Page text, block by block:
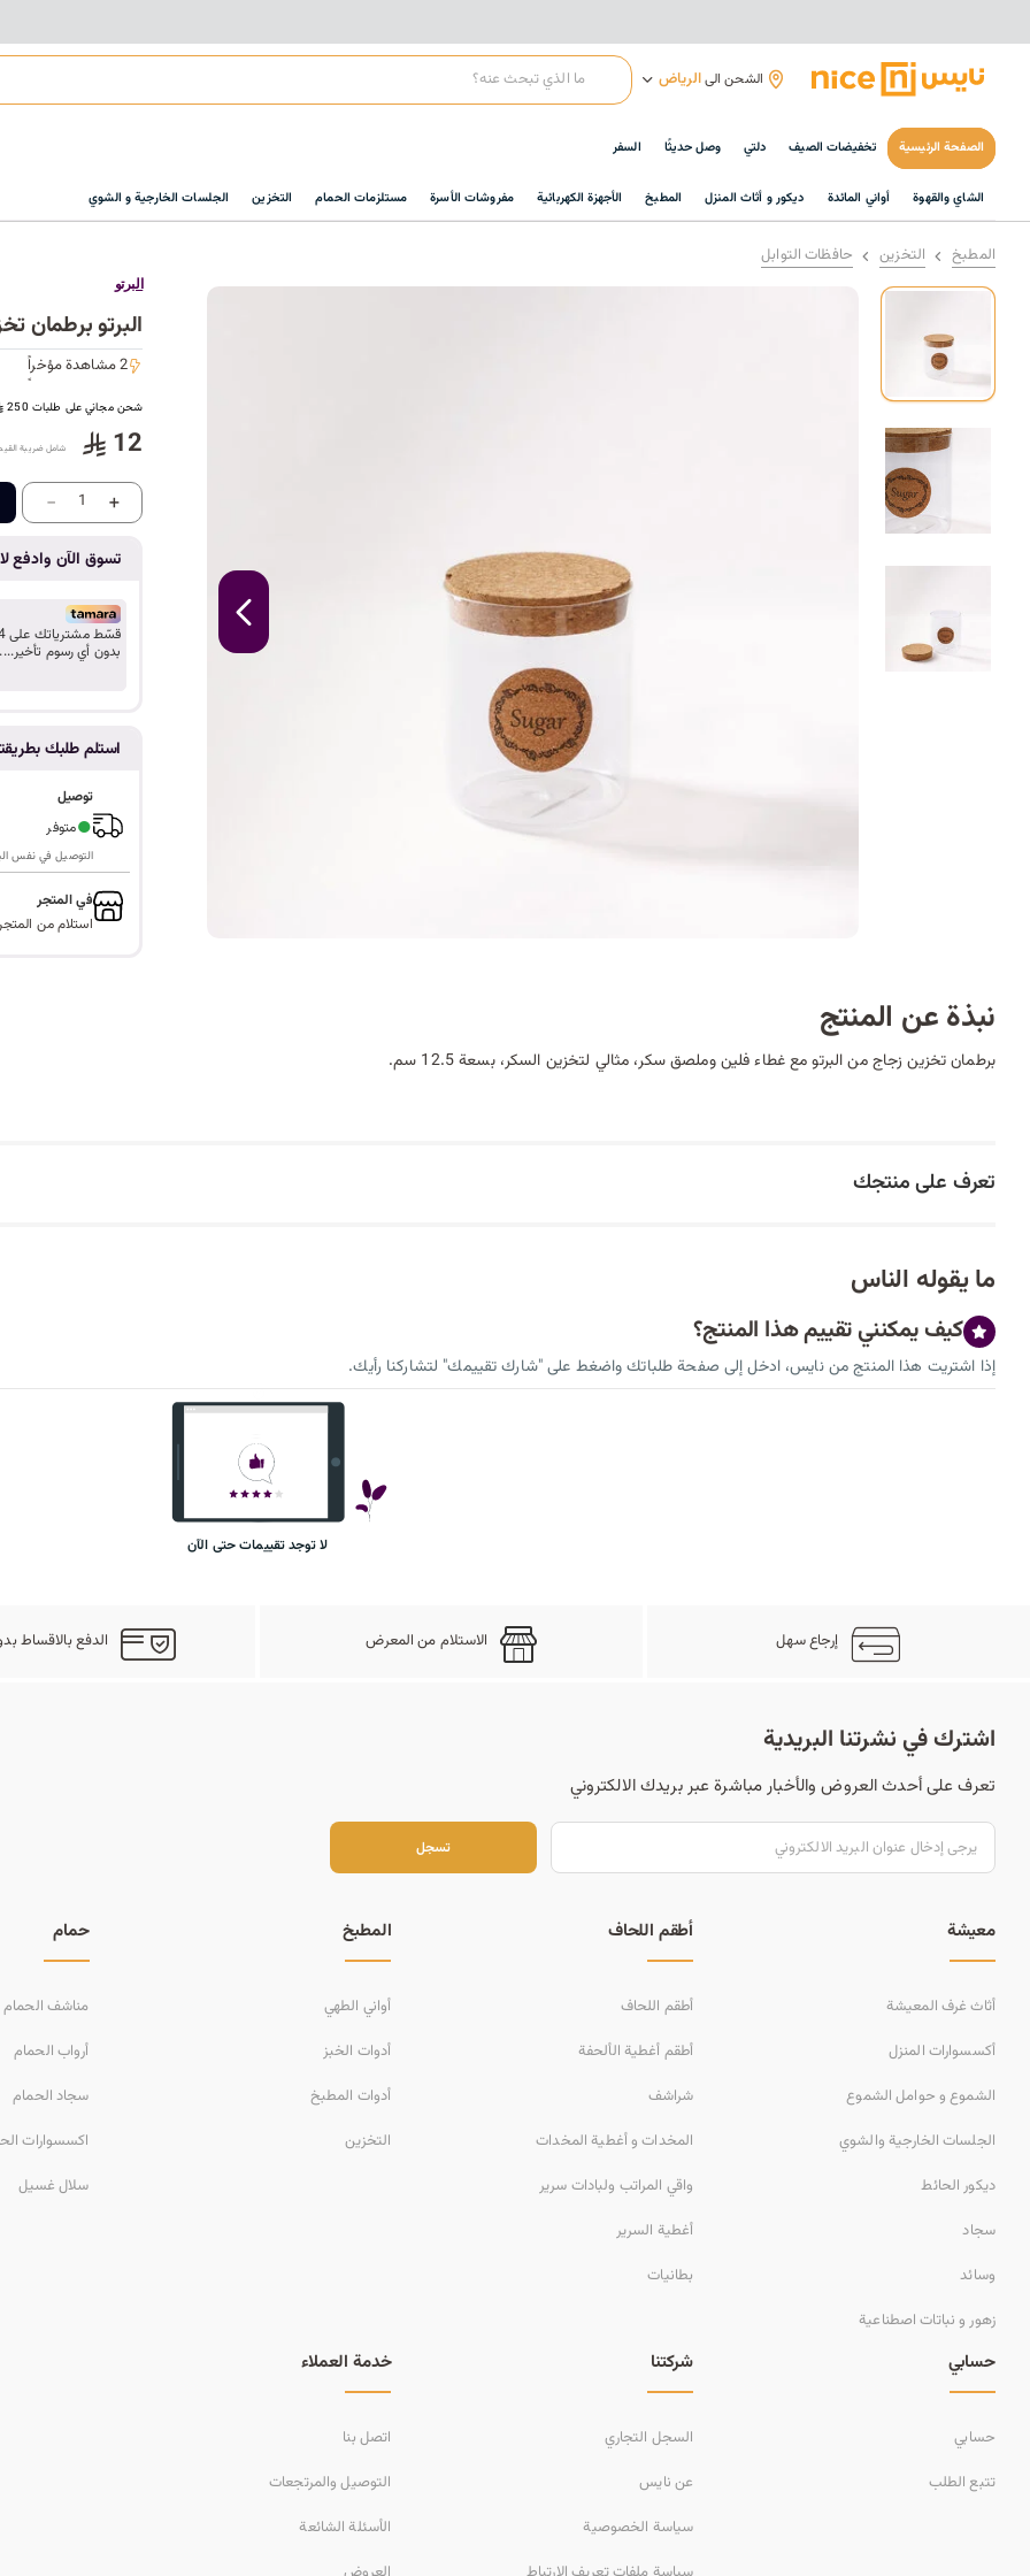
الشحن الىالرياض
الصفحة الرئيسية تخفيضات الصيف دلتي وصل حديثًا السفر
الشاي والقهوة أواني المائدة ديكور و أثاث المنزل المطبخ الأجهزة الكهربائية مفروشات الأسرة مستلزمات الحمام التخزين الجلسات الخارجية و الشوي
المطبخ التخزين حافظات التوابل
نبذة عن المنتج
برطمان تخزين زجاج من البرتو مع غطاء فلين وملصق سكر، مثالي لتخزين السكر، بسعة 12.5 سم.
البرتو
البرتو برطمان
2 مشاهدة مؤخراً
شحن مجاني على طلبات 250
12 شامل ضريبة
- 1 +
تسوق الآن وادفع
بدون أي رسوم
استلم طلبك
توصيل
●متوفر
التوصيل في نفس
في المتجر
استلام من المتجر
تعرف على منتجك
ما يقوله الناس
كيف يمكنني تقييم هذا المنتج؟
إذا اشتريت هذا المنتج من نايس، ادخل إلى صفحة طلباتك واضغط على "شارك تقييمك" لتشاركنا رأيك.
لا توجد تقييمات حتى الآن
إرجاع سهل الاستلام من المعرض الدفع بالاقساط
اشترك في نشرتنا البريدية
تعرف على أحدث العروض والأخبار مباشرة عبر بريدك الالكتروني
تسجل
تسجل معيشة
أثاث غرف المعيشة
أكسسوارات المنزل
الشموع و حوامل الشموع
الجلسات الخارجية والشوي
ديكور الحائط
سجاد
وسائد
زهور و نباتات اصطناعية
أطقم اللحاف
أطقم اللحاف
أطقم أغطية الألحفة
شراشف
المخدات و أغطية المخدات
واقي المراتب ولبادات سرير
أغطية السرير
بطانيات
المطبخ
أواني الطهي
أدوات الخبز
أدوات المطبخ
التخزين
حمام
مناشف الحمام
أرواب الحمام
سجاد الحمام
اكسسوارات
سلال غسيل
حسابي
حسابي
تتبع الطلب
شركتنا
السجل التجاري
عن نايس
سياسة الخصوصية
خدمة العملاء
اتصل بنا
التوصيل والمرتجعات
الأسئلة الشائعة